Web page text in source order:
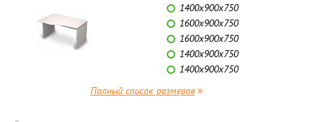
1400х900х750
1600х900х750
1600х900х750
1400х900х750
1400х900х750
Полный список размеров»